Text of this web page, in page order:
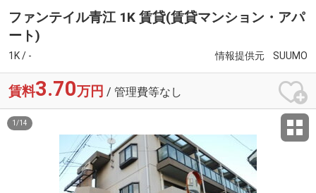
ファンテイル青江 1K 賃貸(賃貸マンション・アパ
ート)
1K / - 情報提供元 SUUMO
賃料3.70万円 / 管理費等なし
1 /14